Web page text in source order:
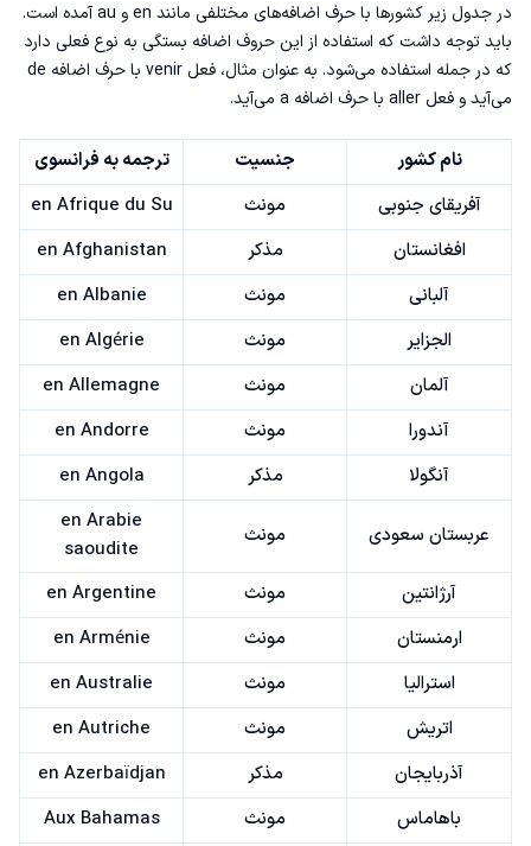
در جدول زیر کشورها با حرف اضافه‌های مختلفی مانند en و au آمده است.
باید توجه داشت که استفاده از این حروف اضافه بستگی به نوع فعلی دارد
که در جمله استفاده می‌شود. به عنوان مثال، فعل venir با حرف اضافه de
می‌آید و فعل aller با حرف اضافه a می‌آید.
نام کشور جنسیت
ترجمه به فرانسوی
آفریقای جنوبی
مونث
en Afrique du Su
افغانستان
مذکر
en Afghanistan
آلبانی
مونث
en Albanie
الجزایر
مونث
en Algérie
آلمان
مونث
en Allemagne
آندورا
مونث
en Andorre
آنگولا
مذکر en Angola
عربستان سعودی مونث
en Arabie
saoudite
آرژانتین
مونث
en Argentine
ارمنستان
مونث
en Arménie
استرالیا
مونث
en Australie
اتریش
مونث
en Autriche
آذربایجان
مذکر
en Azerbaïdjan
باهاماس
مونث
Aux Bahamas